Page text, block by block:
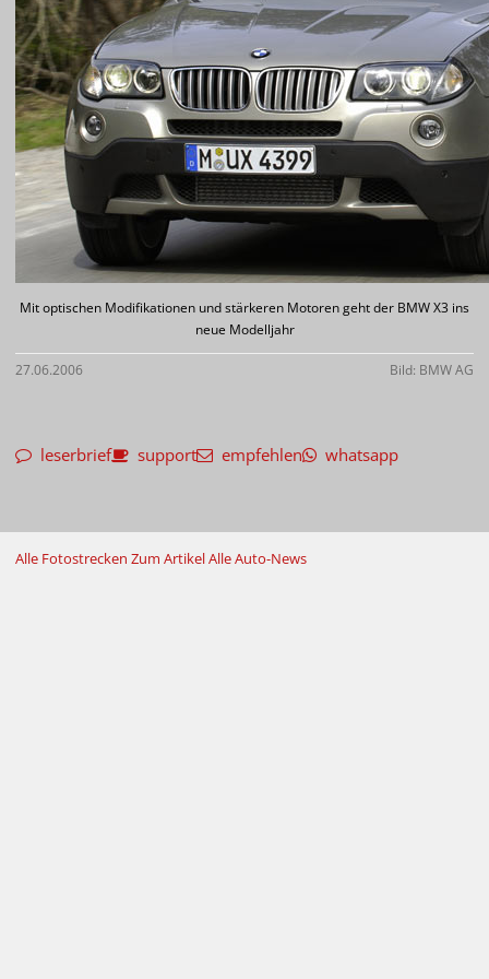
Mit optischen Modifikationen und stärkeren Motoren geht der BMW X3 ins
neue Modelljahr
27.06.2006 Bild: BMW AG
leserbrief support empfehlen whatsapp
Alle Fotostrecken Zum ArtikelAlle Auto-News